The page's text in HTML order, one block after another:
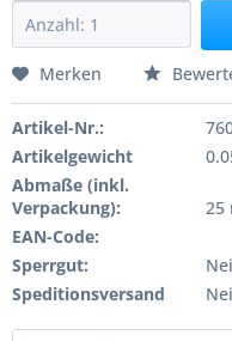
Merken
Artikel-Nr.:
Artikelgewicht
Abmaße (inkl.
Verpackung):
25
EAN-Code:
Sperrgut:
Speditionsversand